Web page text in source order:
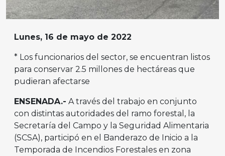
Lunes, 16 de mayo de 2022
* Los funcionarios del sector, se encuentran listos
para conservar 2.5 millones de hectáreas que
pudieran afectarse
ENSENADA.- A través del trabajo en conjunto
con distintas autoridades del ramo forestal, la
Secretaría del Campo y la Seguridad Alimentaria
(SCSA), participó en el Banderazo de Inicio a la
Temporada de Incendios Forestales en zona